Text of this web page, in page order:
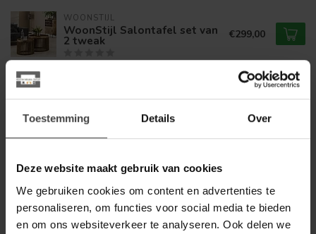
Toestemming Details Over
Deze website maakt gebruik van cookies
We gebruiken cookies om content en advertenties te
personaliseren, om functies voor social media te bieden
en om ons websiteverkeer te analyseren. Ook delen we
WOONSTIJL
WoonStijl Salontafel set van
2 tweak €299,00
WoonStijl Nachtkastje set €299,00
WOONSTIJL
WoonStijl TV-meubel tweak